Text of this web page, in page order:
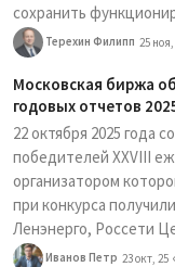
сохранить
Терехин Филипп 25
Московская биржа
годовых отчетов
22 октября 2025 года
победителей XXVIII
организатором
при конкурса
Ленэнерго, Россети
Иванов Петр 23 окт, 25